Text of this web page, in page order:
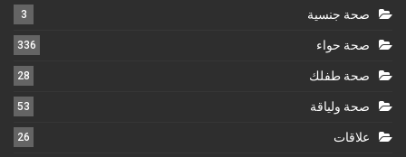
صحة جنسية 3
صحة حواء 336
صحة طفلك 28
صحة ولياقة 53
علاقات 26